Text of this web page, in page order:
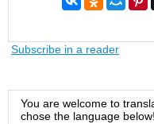
Subscribe in a reader
You are welcome to
chose the language below!